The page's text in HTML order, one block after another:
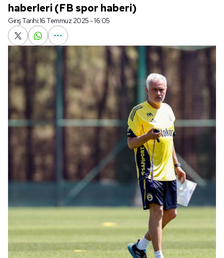
haberleri (FB spor haberi)
Giriş Tarihi:16 Temmuz 2025 - 16:05